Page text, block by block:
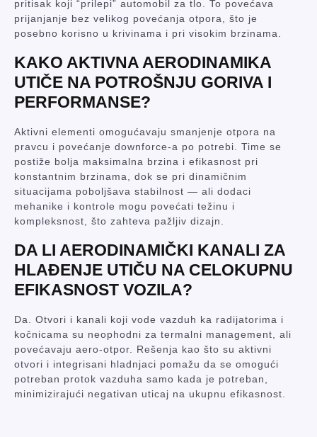
pritisak koji “prilepi” automobil za tlo. To povećava
prijanjanje bez velikog povećanja otpora, što je
posebno korisno u krivinama i pri visokim brzinama.
KAKO AKTIVNA AERODINAMIKA
UTIČE NA POTROŠNJU GORIVA I
PERFORMANSE?
Aktivni elementi omogućavaju smanjenje otpora na
pravcu i povećanje downforce-a po potrebi. Time se
postiže bolja maksimalna brzina i efikasnost pri
konstantnim brzinama, dok se pri dinamičnim
situacijama poboljšava stabilnost — ali dodaci
mehanike i kontrole mogu povećati težinu i
kompleksnost, što zahteva pažljiv dizajn.
DA LI AERODINAMIČKI KANALI ZA
HLAĐENJE UTIČU NA CELOKUPNU
EFIKASNOST VOZILA?
Da. Otvori i kanali koji vode vazduh ka radijatorima i
kočnicama su neophodni za termalni management, ali
povećavaju aero-otpor. Rešenja kao što su aktivni
otvori i integrisani hladnjaci pomažu da se omogući
potreban protok vazduha samo kada je potreban,
minimizirajući negativan uticaj na ukupnu efikasnost.